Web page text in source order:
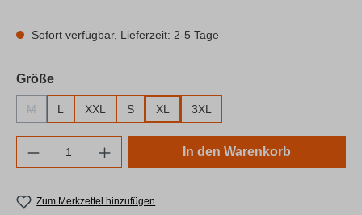
Sofort verfügbar, Lieferzeit: 2-5 Tage
Größeauswählen
M L XXL S XL 3XL
Produkt Anzahl: Gib den gewünschten
In den Warenkorb
Zum Merkzettel hinzufügen